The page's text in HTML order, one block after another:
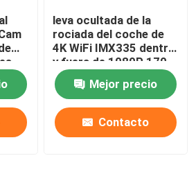
activada por movimiento
inalámbrica
leva ocultada de la
rociada del coche de
4K WiFi IMX335 dentro
y fuera de 1080P 170
grados
Mejor precio
Contacto